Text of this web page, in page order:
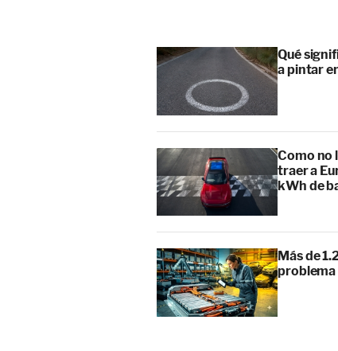
Qué
a pintar
Como no
traer a
kWh de
Más de
problema